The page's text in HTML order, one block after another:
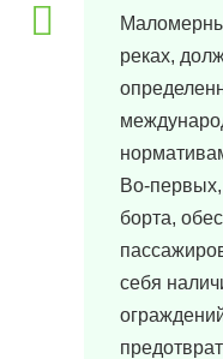
реках,
Во-
борта,
себя